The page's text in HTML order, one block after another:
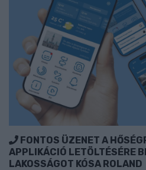
FONTOS ÜZENET A
APPLIKÁCIÓ LETÖLTÉSÉRE
LAKOSSÁGOT KÓSA ROLAND